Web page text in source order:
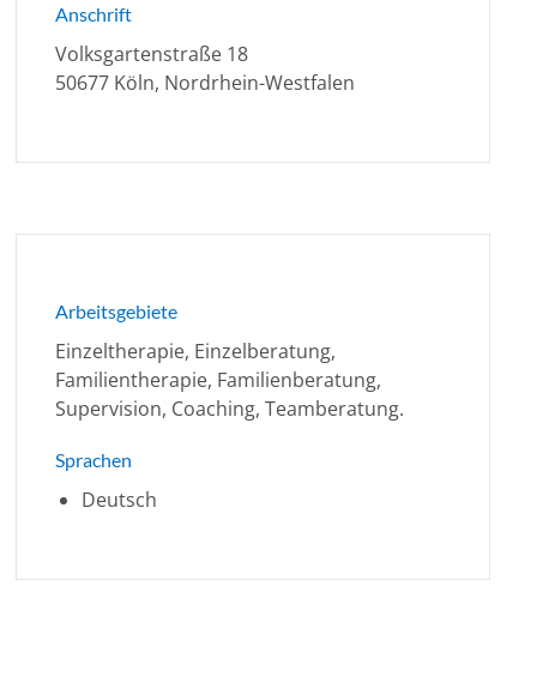
Anschrift
Volksgartenstraße 18
50677 Köln, Nordrhein-Westfalen
Arbeitsgebiete
Einzeltherapie, Einzelberatung,
Familientherapie, Familienberatung,
Supervision, Coaching, Teamberatung.
Sprachen
Deutsch